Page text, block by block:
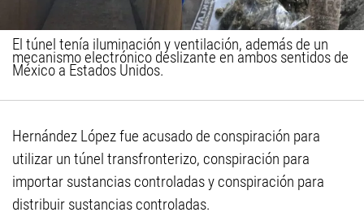
El túnel tenía iluminación y ventilación, además de un
mecanismo electrónico deslizante en ambos sentidos de
México a Estados Unidos.
Hernández López fue acusado de conspiración para
utilizar un túnel transfronterizo, conspiración para
importar sustancias controladas y conspiración para
distribuir sustancias controladas.